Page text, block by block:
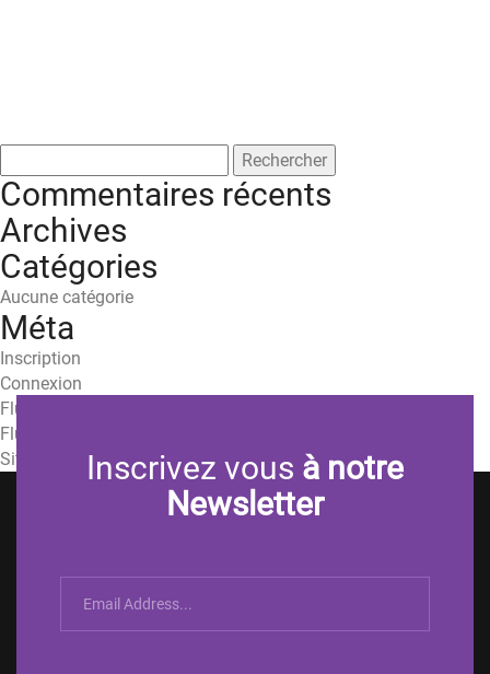
Commentaires récents
Archives
Catégories
Aucune catégorie
Méta
Inscription
Connexion
Flux des publications
Flux des commentaires
Site de WordPress-FRInscrivez vous à notre
Newsletter